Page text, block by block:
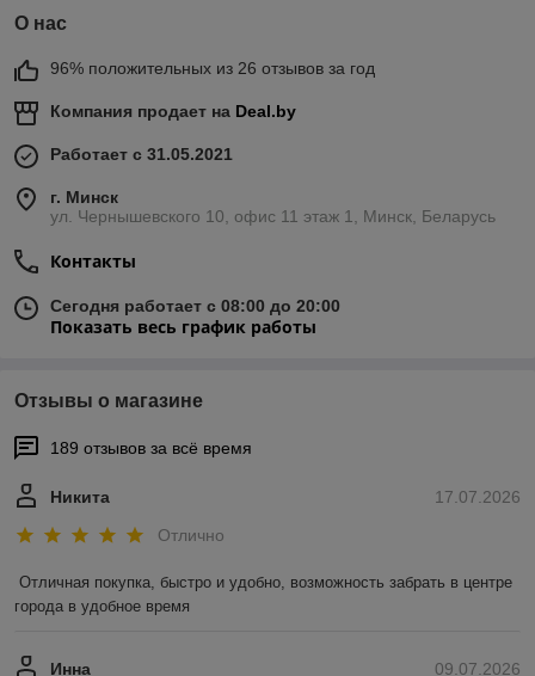
О нас
96% положительных из 26 отзывов за год
Компания продает на Deal.by
Работает с 31.05.2021
г. Минск
ул. Чернышевского 10, офис 11 этаж 1, Минск, Беларусь
Контакты
Сегодня работает с 08:00 до 20:00
Показать весь график работы
Отзывы о магазине
189 отзывов за всё время
17.07.2026
Никита
Отлично
Отличная покупка, быстро и удобно, возможность забрать в центре
города в удобное время
09.07.2026
Инна